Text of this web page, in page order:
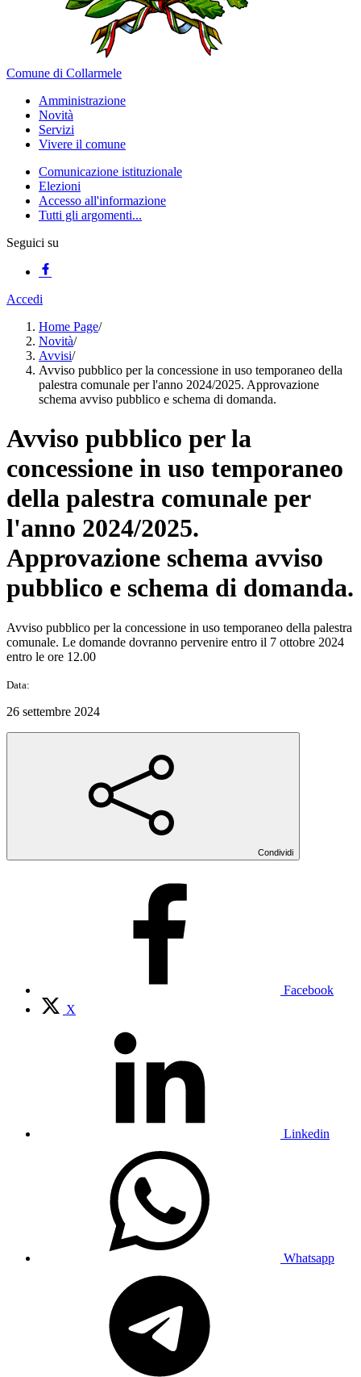
Comune di Collarmele
Amministrazione
Novità
Servizi
Vivere il comune
Comunicazione istituzionale
Elezioni
Accesso all'informazione
Tutti gli argomenti...
Seguici su
Accedi
Home Page/
Novità/
Avvisi/
Avviso pubblico per la concessione in uso temporaneo della
palestra comunale per l'anno 2024/2025. Approvazione
schema avviso pubblico e schema di domanda.
Avviso pubblico per la
concessione in uso temporaneo
della palestra comunale per
l'anno 2024/2025.
Approvazione schema avviso
pubblico e schema di domanda.
Avviso pubblico per la concessione in uso temporaneo della palestra
comunale. Le domande dovranno pervenire entro il 7 ottobre 2024
entro le ore 12.00
Data:
26 settembre 2024
Condividi
Facebook
X
Linkedin
Whatsapp